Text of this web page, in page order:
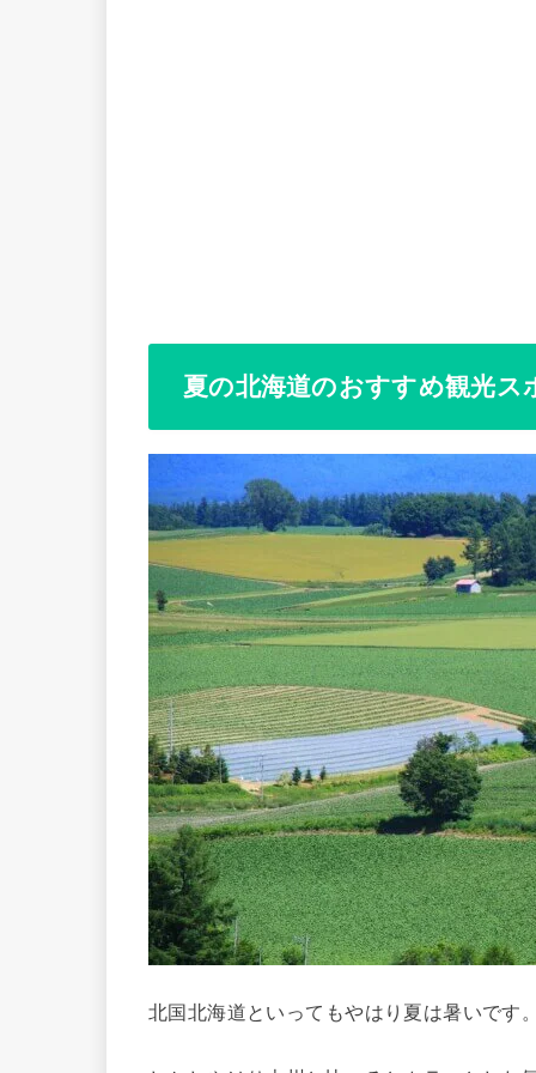
夏の北海道のおすすめ観光ス
北国北海道といってもやはり夏は暑いです